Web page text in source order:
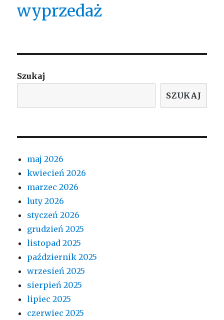
wyprzedaż
Szukaj
SZUKAJ
maj 2026
kwiecień 2026
marzec 2026
luty 2026
styczeń 2026
grudzień 2025
listopad 2025
październik 2025
wrzesień 2025
sierpień 2025
lipiec 2025
czerwiec 2025